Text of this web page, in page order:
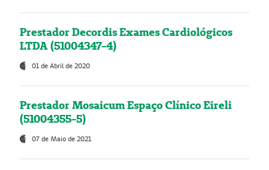
Prestador Decordis Exames Cardiológicos
LTDA (51004347-4)
01 de Abril de 2020
Prestador Mosaicum Espaço Clínico Eireli
(51004355-5)
07 de Maio de 2021